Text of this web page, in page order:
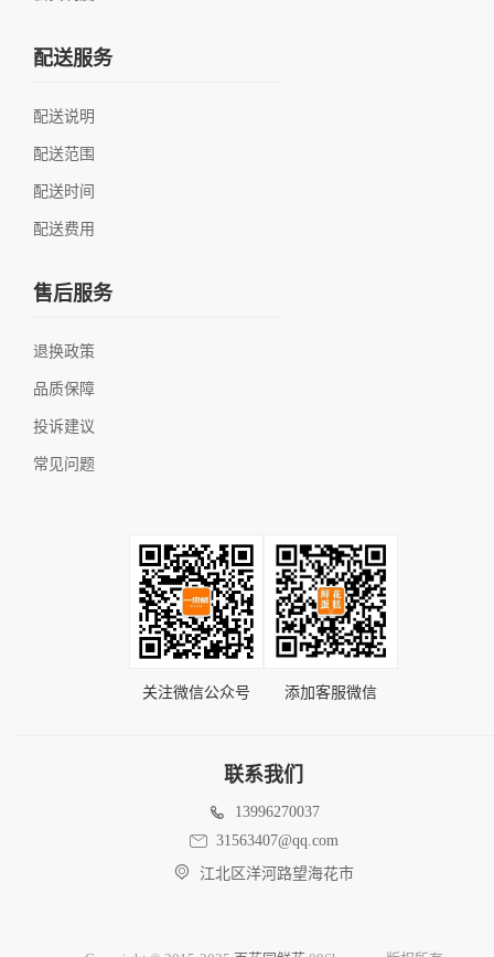
配送服务
配送说明
配送范围
配送时间
配送费用
售后服务
退换政策
品质保障
投诉建议
常见问题
关注微信公众号 添加客服微信
联系我们
13996270037
31563407@qq.com
江北区洋河路望海花市